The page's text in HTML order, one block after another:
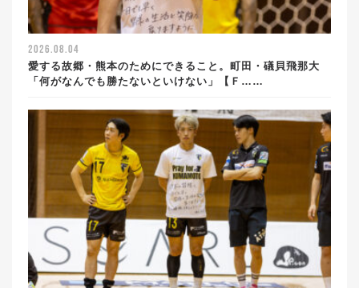
2026.08.04
愛する故郷・熊本のためにできること。町田・礒貝飛那大
「何がなんでも勝たないといけない」【Ｆ……